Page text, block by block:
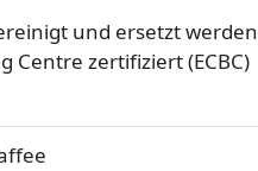
und ersetzt werden
Centre zertifiziert (ECBC)